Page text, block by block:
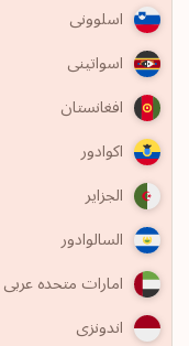
اسلوونی
اسواتینی
افغانستان
اکوادور
الجزایر
السالوادور
امارات متحده عربی
اندونزی